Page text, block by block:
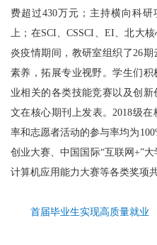
费超过430万元；主持横向科
上；在SCI、CSSCI、EI、北大
炎疫情期间，教研室组织了26
素养，拓展专业视野。学生们
业相关的各类技能竞赛以及创
文在核心期刊上发表。2018级
率和志愿者活动的参与率均为
创业大赛、中国国际“互联网+”
计算机应用能力大赛等各类奖项共
首届毕业生实现高质量就业